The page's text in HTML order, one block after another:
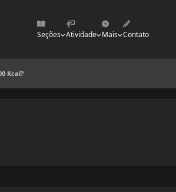
Seções Atividade Mais Contato
Kcal?